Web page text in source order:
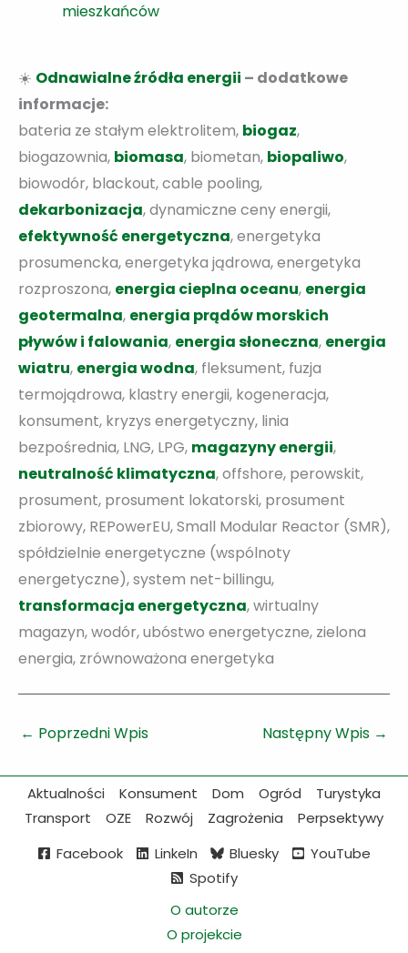
mieszkańców
☀️ Odnawialne źródła energii – dodatkowe
informacje:
bateria ze stałym elektrolitem, biogaz,
biogazownia, biomasa, biometan, biopaliwo,
biowodór, blackout, cable pooling,
dekarbonizacja, dynamiczne ceny energii,
efektywność energetyczna, energetyka
prosumencka, energetyka jądrowa, energetyka
rozproszona, energia cieplna oceanu, energia
geotermalna, energia prądów morskich
pływów i falowania, energia słoneczna, energia
wiatru, energia wodna, fleksument, fuzja
termojądrowa, klastry energii, kogeneracja,
konsument, kryzys energetyczny, linia
bezpośrednia, LNG, LPG, magazyny energii,
neutralność klimatyczna, offshore, perowskit,
prosument, prosument lokatorski, prosument
zbiorowy, REPowerEU, Small Modular Reactor (SMR),
spółdzielnie energetyczne (wspólnoty
energetyczne), system net-billingu,
transformacja energetyczna, wirtualny
magazyn, wodór, ubóstwo energetyczne, zielona
energia, zrównoważona energetyka
← Poprzedni Wpis Następny Wpis →
Aktualności Konsument Dom Ogród
Turystyka
Transport
OZE Rozwój Zagrożenia
Perpsektywy
Facebook
LinkeIn Bluesky
YouTube
Spotify
O autorze
O projekcie